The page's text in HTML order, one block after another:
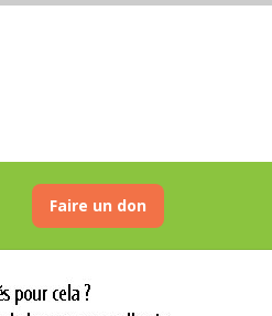
Faire un don